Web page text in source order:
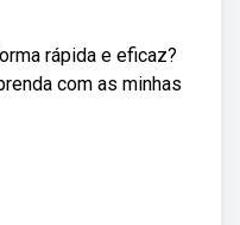
rápida e eficaz?
com as minhas